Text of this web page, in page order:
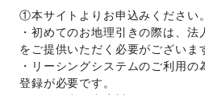
①本サイトよりお申込みください
・初めてのお地理引きの際は、
をご提供いただく必要がございま
・リーシングシステムのご利用
登録が必要です。